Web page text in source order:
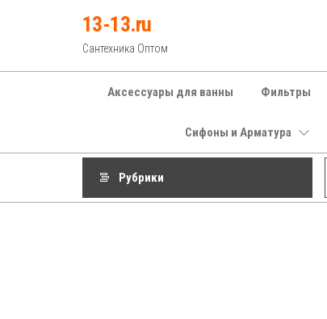
13-13.ru
Сантехника Оптом
Аксессуары для ванны Фильтры
Сифоны и Арматура
Рубрики